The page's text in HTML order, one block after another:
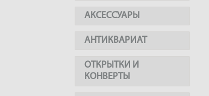
АКСЕССУАРЫ
АНТИКВАРИАТ
ОТКРЫТКИ И
КОНВЕРТЫ